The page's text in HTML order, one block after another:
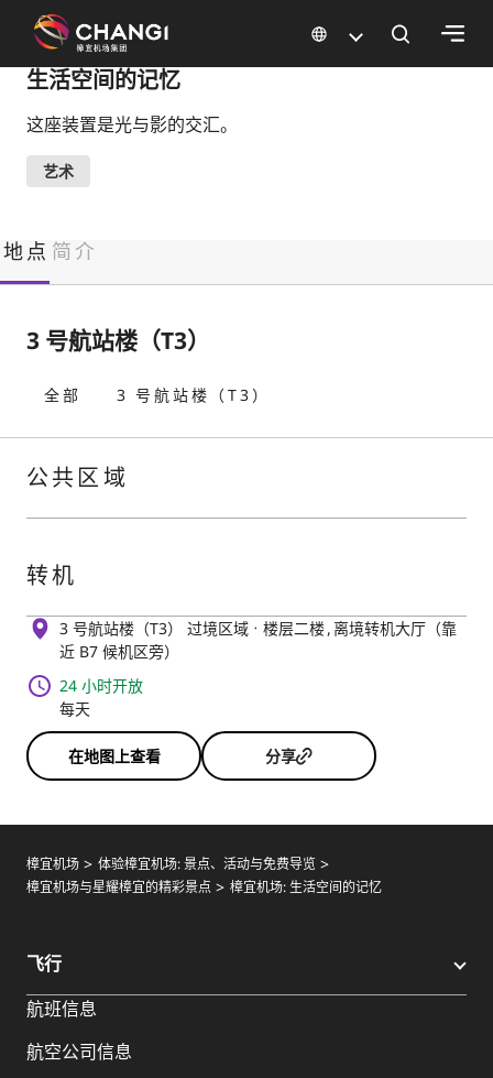
所
有
樟
网
站:
选
择
语
言:
生活空间的记忆
这座装置是光与影的交汇。
艺术
地点 简介
3 号航站楼（T3）
全部 3 号航站楼（T3）
公共区域
转机
3 号航站楼（T3） 过境区域 楼层二楼 离境转机大厅（靠
近 B7 候机区旁）
24 小时开放
每天
在地图上查看 分享
樟宜机场
体验樟宜机场: 景点、活动与免费导览
樟宜机场与星耀樟宜的精彩景点
樟宜机场: 生活空间的记忆
飞行
航班信息
航空公司信息